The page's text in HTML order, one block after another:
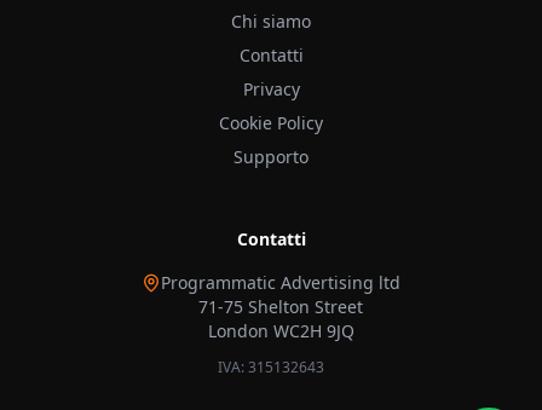
Chi siamo
Contatti
Privacy
Cookie Policy
Supporto
Contatti
Programmatic Advertising ltd
71-75 Shelton Street
London WC2H 9JQ
IVA: 315132643